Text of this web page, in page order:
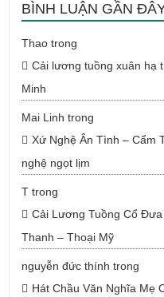
BÌNH LUẬN GẦN
Thaotrong
Cải lương tuồng xuân hạ
Minh
Mai Linh trong
Xứ Nghệ Ân Tình – Cẩm
nghệ ngọt lịm
Ttrong
Cải Lương Tuồng Cổ
Thanh – Thoại Mỹ
nguyễn đức thính trong
Hát Chầu Văn Nghĩa Mẹ